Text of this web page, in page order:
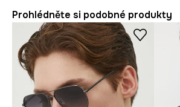
Prohlédněte si podobné produkty